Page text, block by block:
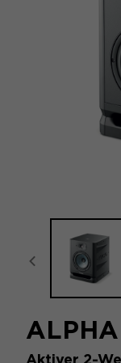
focal-naim-